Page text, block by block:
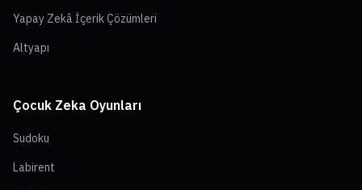
Yapay Zekâ İçerik Çözümleri
Altyapı
Çocuk Zeka Oyunları
Sudoku
Labirent